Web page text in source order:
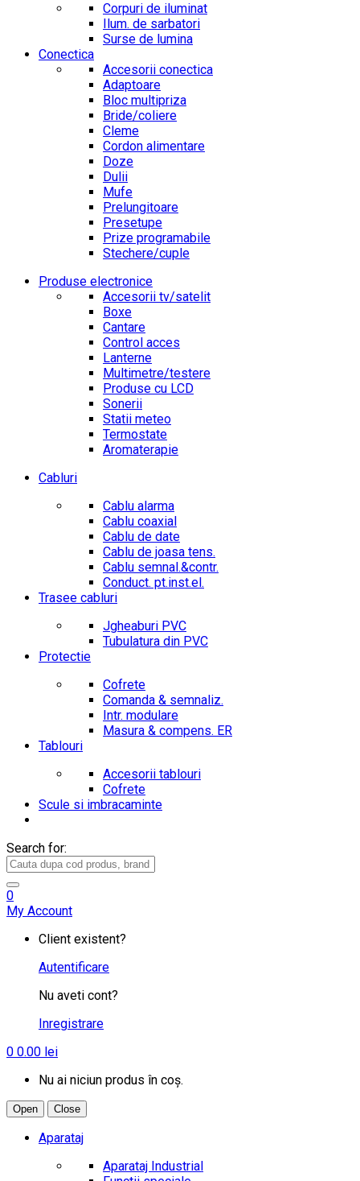
Corpuri de iluminat
Ilum. de sarbatori
Surse de lumina
Conectica
Accesorii conectica
Adaptoare
Bloc multipriza
Bride/coliere
Cleme
Cordon alimentare
Doze
Dulii
Mufe
Prelungitoare
Presetupe
Prize programabile
Stechere/cuple
Produse electronice
Accesorii tv/satelit
Boxe
Cantare
Control acces
Lanterne
Multimetre/testere
Produse cu LCD
Sonerii
Statii meteo
Termostate
Aromaterapie
Cabluri
Cablu alarma
Cablu coaxial
Cablu de date
Cablu de joasa tens.
Cablu semnal.&contr.
Conduct. pt.inst.el.
Trasee cabluri
Jgheaburi PVC
Tubulatura din PVC
Protectie
Cofrete
Comanda & semnaliz.
Intr. modulare
Masura & compens. ER
Tablouri
Accesorii tablouri
Cofrete
Scule si imbracaminte
Search for:
0
My Account
Client existent?
Autentificare
Nu aveti cont?
Inregistrare
0 0.00 lei
Nu ai niciun produs în coș.
Open Close
Aparataj
Aparataj Industrial